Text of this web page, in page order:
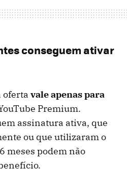
conseguem ativar
oferta vale apenas para
Premium.
assinatura ativa, que
ou que utilizaram o
meses podem não